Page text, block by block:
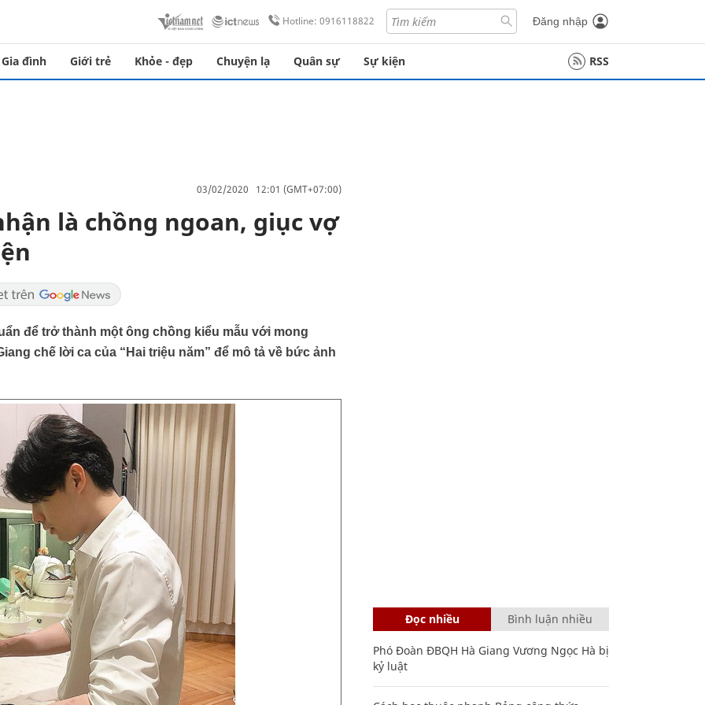
Hotline: 0916118822 Đăng nhập
Gia đình Giới trẻ Khỏe - đẹp Chuyện lạ Quân sự Sự kiện RSS
03/02/2020 12:01 (GMT+07:00)
là chồng ngoan, giục vợ
để trở thành một ông chồng kiểu mẫu với mong
chế lời ca của “Hai triệu năm” để mô tả về bức ảnh
Đọc nhiều Bình luận nhiều
Phó Đoàn ĐBQH Hà Giang Vương Ngọc Hà bị
kỷ luật